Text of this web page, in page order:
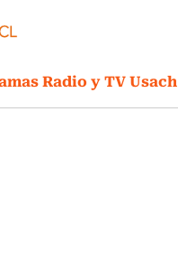
Radio y TV Usach